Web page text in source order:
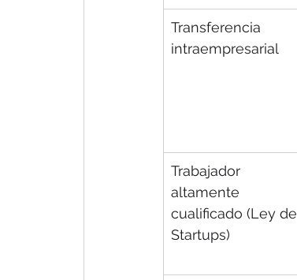
Transferencia
intraempresarial
Trabajador
altamente
cualificado (Ley de
Startups)